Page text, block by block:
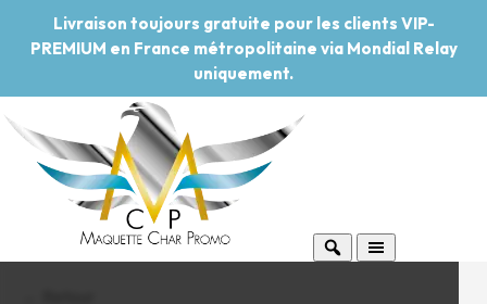
Livraison toujours gratuite pour les clients VIP-
PREMIUM en France métropolitaine via Mondial Relay
uniquement.